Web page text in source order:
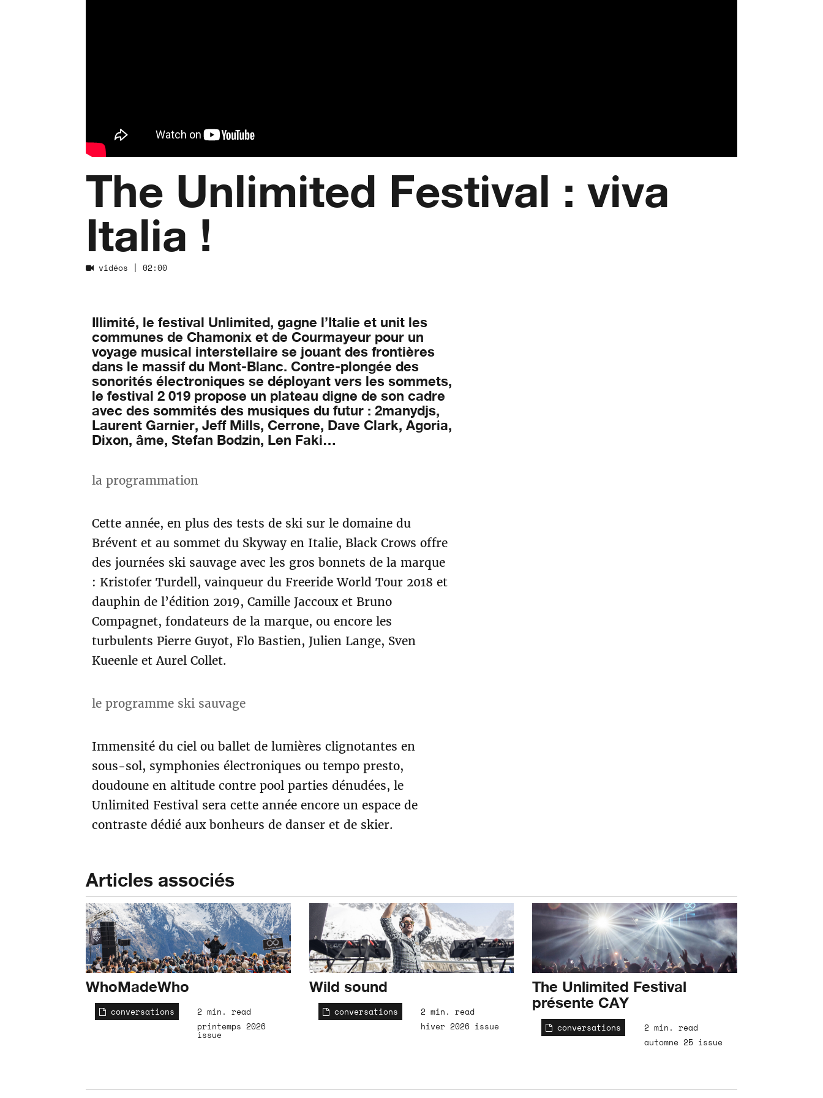
The Unlimited Festival : viva
Italia !
vidéos | 02:00
Illimité, le festival Unlimited, gagne l’Italie et unit les
communes de Chamonix et de Courmayeur pour un
voyage musical interstellaire se jouant des frontières
dans le massif du Mont-Blanc. Contre-plongée des
sonorités électroniques se déployant vers les sommets,
le festival 2 019 propose un plateau digne de son cadre
avec des sommités des musiques du futur : 2manydjs,
Laurent Garnier, Jeff Mills, Cerrone, Dave Clark, Agoria,
Dixon, âme, Stefan Bodzin, Len Faki…
la programmation
Cette année, en plus des tests de ski sur le domaine du
Brévent et au sommet du Skyway en Italie, Black Crows offre
des journées ski sauvage avec les gros bonnets de la marque
: Kristofer Turdell, vainqueur du Freeride World Tour 2018 et
dauphin de l’édition 2019, Camille Jaccoux et Bruno
Compagnet, fondateurs de la marque, ou encore les
turbulents Pierre Guyot, Flo Bastien, Julien Lange, Sven
Kueenle et Aurel Collet.
le programme ski sauvage
Immensité du ciel ou ballet de lumières clignotantes en
sous-sol, symphonies électroniques ou tempo presto,
doudoune en altitude contre pool parties dénudées, le
Unlimited Festival sera cette année encore un espace de
contraste dédié aux bonheurs de danser et de skier.
Articles associés
WhoMadeWho
conversations
2 min. read
printemps 2026
issue
Wild sound
conversations
2 min. read
hiver 2026 issue
The Unlimited Festival
présente CAY
conversations
2 min. read
automne 25 issue